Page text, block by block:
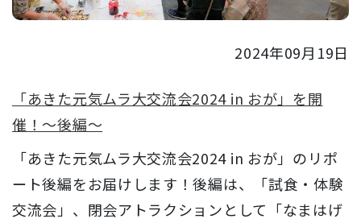
2024年09月19日
「あきた元気ムラ大交流会2024 in おが」を開
催！～後編～
「あきた元気ムラ大交流会2024 in おが」のリポ
ート後編をお届けします！後編は、「試食・体験
交流会」、閉会アトラクションとして「なまはげ